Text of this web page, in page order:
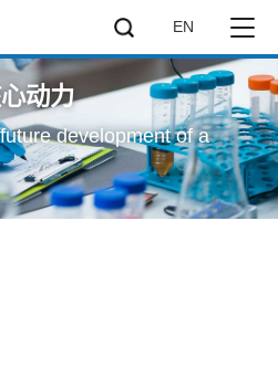
EN
动力
development of a